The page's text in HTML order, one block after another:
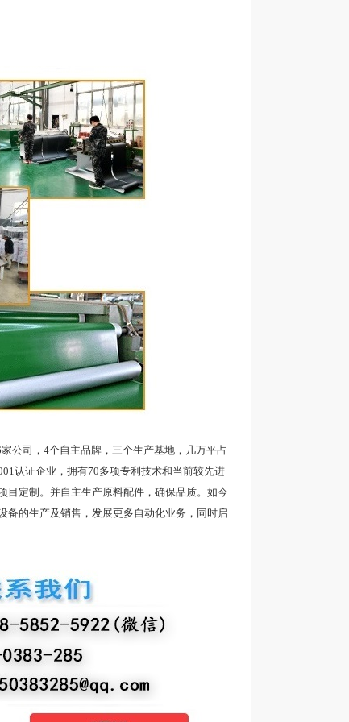
司，4个自主品牌，三个生产基地，几万平占
认证企业，拥有70多项专利技术和当前较先进
目定制。并自主生产原料配件，确保品质。如今
备的生产及销售，发展更多自动化业务，同时启